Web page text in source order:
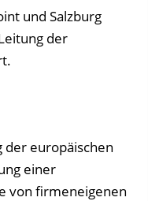
und Salzburg
der
der europäischen
einer
von firmeneigenen